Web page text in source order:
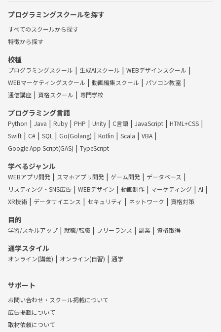
プログラミングスクールを探す
すべてのスクールから探す
特徴から探す
校種
プログラミングスクール 生成AIスクール
WEBデザインスクール
WEBマーケティングスクール
動画編集スクール
パソコン教室
通信講座
資格スクール 専門学校
プログラミング言語
Python Java Ruby PHP Unity C言語 JavaScript
HTML+CSS
Swift
C# SQL Go(Golang) Kotlin Scala
VBA
Google App Script(GAS)
TypeScript
学べるジャンル
WEBアプリ開発 スマホアプリ開発 ゲーム開発
データベース
リスティング・SNS広告
WEBデザイン 動画制作 マーケティング
AI
XR技術
データサイエンス セキュリティ ネットワーク 資格対策
目的
学習/スキルアップ 就職/転職 フリーランス 副業 資格取得
通学スタイル
オンライン(講義) オンライン(自習) 通学
サポート
お問い合わせ・スクール掲載について
広告掲載について
取材依頼について